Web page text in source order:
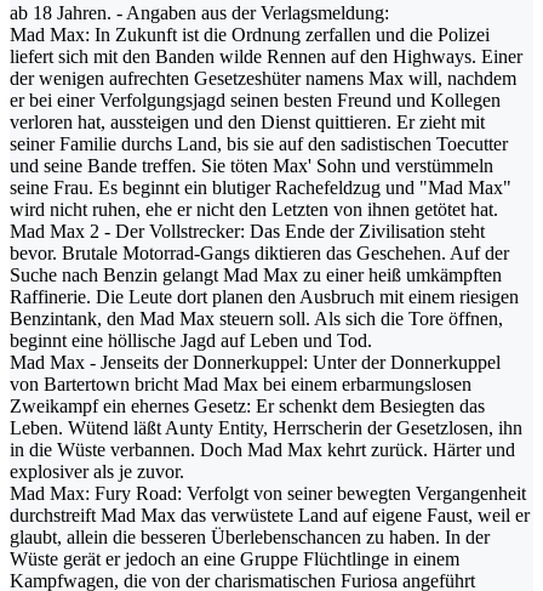
ab 18 Jahren. - Angaben aus der Verlagsmeldung:
Mad Max: In Zukunft ist die Ordnung zerfallen und die Polizei
liefert sich mit den Banden wilde Rennen auf den Highways. Einer
der wenigen aufrechten Gesetzeshüter namens Max will, nachdem
er bei einer Verfolgungsjagd seinen besten Freund und Kollegen
verloren hat, aussteigen und den Dienst quittieren. Er zieht mit
seiner Familie durchs Land, bis sie auf den sadistischen Toecutter
und seine Bande treffen. Sie töten Max' Sohn und verstümmeln
seine Frau. Es beginnt ein blutiger Rachefeldzug und "Mad Max"
wird nicht ruhen, ehe er nicht den Letzten von ihnen getötet hat.
Mad Max 2 - Der Vollstrecker: Das Ende der Zivilisation steht
bevor. Brutale Motorrad-Gangs diktieren das Geschehen. Auf der
Suche nach Benzin gelangt Mad Max zu einer heiß umkämpften
Raffinerie. Die Leute dort planen den Ausbruch mit einem riesigen
Benzintank, den Mad Max steuern soll. Als sich die Tore öffnen,
beginnt eine höllische Jagd auf Leben und Tod.
Mad Max - Jenseits der Donnerkuppel: Unter der Donnerkuppel
von Bartertown bricht Mad Max bei einem erbarmungslosen
Zweikampf ein ehernes Gesetz: Er schenkt dem Besiegten das
Leben. Wütend läßt Aunty Entity, Herrscherin der Gesetzlosen, ihn
in die Wüste verbannen. Doch Mad Max kehrt zurück. Härter und
explosiver als je zuvor.
Mad Max: Fury Road: Verfolgt von seiner bewegten Vergangenheit
durchstreift Mad Max das verwüstete Land auf eigene Faust, weil er
glaubt, allein die besseren Überlebenschancen zu haben. In der
Wüste gerät er jedoch an eine Gruppe Flüchtlinge in einem
Kampfwagen, die von der charismatischen Furiosa angeführt